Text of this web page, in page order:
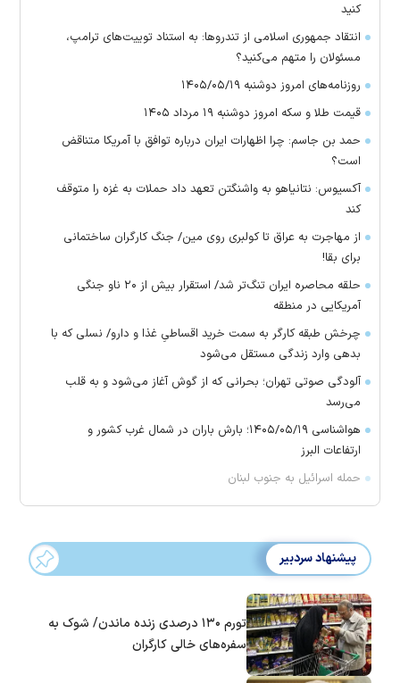
کنید
انتقاد جمهوری اسلامی از تندروها: به استناد توییت‌های ترامپ،
مسئولان را متهم می‌کنید؟
روزنامه‌های امروز دوشنبه ۱۴۰۵/۰۵/۱۹
قیمت طلا و سکه امروز دوشنبه ۱۹ مرداد ۱۴۰۵
حمد بن جاسم: چرا اظهارات ایران درباره توافق با آمریکا متناقض
است؟
آکسیوس: نتانیاهو به واشنگتن تعهد داد حملات به غزه را متوقف
کند
از مهاجرت به عراق تا کولبری روی مین/ جنگ کارگران ساختمانی
برای بقا!
حلقه محاصره ایران تنگ‌تر شد/ استقرار بیش از ۲۰ ناو جنگی
آمریکایی در منطقه
چرخش طبقه کارگر به سمت خرید اقساطیِ غذا و دارو/ نسلی که با
بدهی وارد زندگی مستقل می‌شود
آلودگی صوتی تهران؛ بحرانی که از گوش آغاز می‌شود و به قلب
می‌رسد
هواشناسی ۱۴۰۵/۰۵/۱۹؛ بارش باران در شمال غرب کشور و
ارتفاعات البرز
حمله اسرائیل به جنوب لبنان
پیشنهاد سردبیر
تورم ۱۳۰ درصدی زنده ماندن/ شوک به
سفره‌های خالی کارگران